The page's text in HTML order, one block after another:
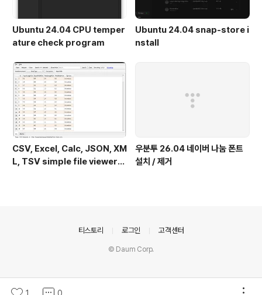
Ubuntu 24.04 CPU temper
ature check program
Ubuntu 24.04 snap-store i
nstall
CSV, Excel, Calc, JSON, XM
L, TSV simple file viewer
우분투 26.04 네이버 나눔 폰트
설치 / 제거
티스토리 로그인 고객센터
© Daum Corp.